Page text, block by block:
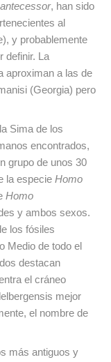
, han sido
al
y probablemente
definir. La
aproximan a las de
(Georgia) pero
Sima de los
encontrados,
grupo de unos 30
la especie Homo
Homo
y ambos sexos.
los fósiles
Medio de todo el
destacan
el cráneo
mejor
el nombre de
más antiguos y